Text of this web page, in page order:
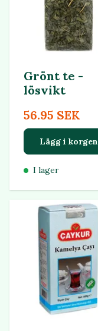
Grönt te -
lösvikt
56.95 SEK
Lägg i korgen
I lager